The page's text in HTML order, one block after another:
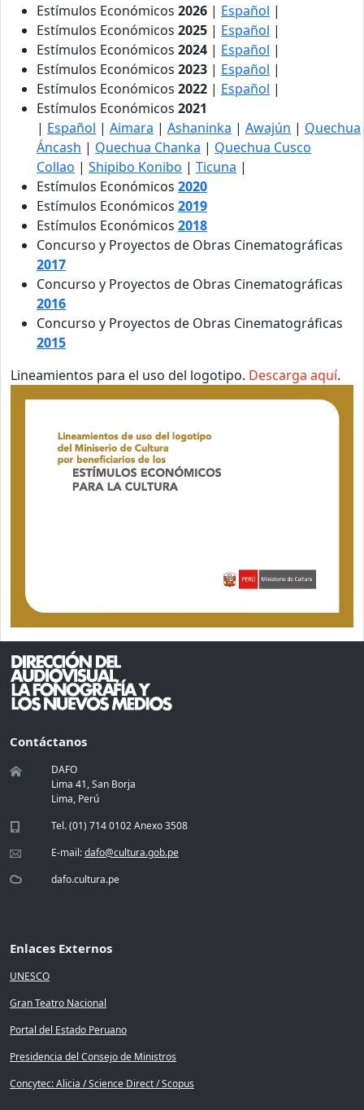
Estímulos Económicos 2026 | Español |
Estímulos Económicos 2025 | Español |
Estímulos Económicos 2024 | Español |
Estímulos Económicos 2023 | Español |
Estímulos Económicos 2022 | Español |
Estímulos Económicos 2021
| Español | Aimara | Ashaninka | Awajún | Quechua
Áncash | Quechua Chanka | Quechua Cusco
Collao | Shipibo Konibo | Ticuna |
Estímulos Económicos 2020
Estímulos Económicos 2019
Estímulos Económicos 2018
Concurso y Proyectos de Obras Cinematográficas
2017
Concurso y Proyectos de Obras Cinematográficas
2016
Concurso y Proyectos de Obras Cinematográficas
2015
Lineamientos para el uso del logotipo. Descarga aquí.
Contáctanos
DAFO
Lima 41, San Borja
Lima, Perú
Tel. (01) 714 0102 Anexo 3508
E-mail:dafo@cultura.gob.pe
dafo.cultura.pe
Enlaces Externos
UNESCO
Gran Teatro Nacional
Portal del Estado Peruano
Presidencia del Consejo de Ministros
Concytec: Alicia / Science Direct / Scopus